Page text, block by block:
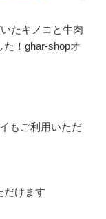
たキノコと牛肉
！ghar-shopオ
もご利用いただ
だけます